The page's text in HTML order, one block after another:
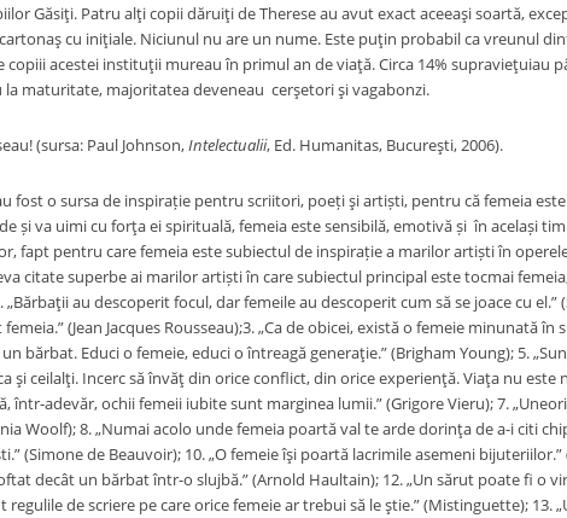
Găsiţi. Patru alţi copii dăruiţi de Therese au avut exact aceeaşi soartă,
cu iniţiale. Niciunul nu are un nume. Este puţin probabil ca vreunul
acestei instituţii mureau în primul an de viaţă. Circa 14% supravieţuiau
maturitate, majoritatea deveneau cerşetori şi vagabonzi.
(sursa: Paul Johnson,Intelectualii, Ed. Humanitas, Bucureşti, 2006).
o sursa de inspirație pentru scriitori, poeți şi artiști, pentru că femeia este
și va uimi cu forţa ei spirituală, femeia este sensibilă, emotivă și în același
fapt pentru care femeia este subiectul de inspirație a marilor artiști în
citate superbe ai marilor artiști în care subiectul principal este tocmai
au descoperit focul, dar femeile au descoperit cum să se joace cu el.”
(Jean Jacques Rousseau);3. „Ca de obicei, există o femeie minunată în
bărbat. Educi o femeie, educi o întreagă generaţie.” (Brigham Young); 5.
şi ceilalţi. Incerc să învăţ din orice conflict, din orice experienţă. Viaţa nu este
într-adevăr, ochii femeii iubite sunt marginea lumii.” (Grigore Vieru); 7.
Woolf); 8. „Numai acolo unde femeia poartă val te arde dorinţa de a-i citi
(Simone de Beauvoir); 10. „O femeie îşi poartă lacrimile asemeni bijuteriilor.”
decât un bărbat într-o slujbă.” (Arnold Haultain); 12. „Un sărut poate fi o
de scriere pe care orice femeie ar trebui să le ştie.” (Mistinguette); 13.